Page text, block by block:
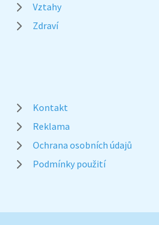
Vztahy
Zdraví
Kontakt
Reklama
Ochrana osobních údajů
Podmínky použití